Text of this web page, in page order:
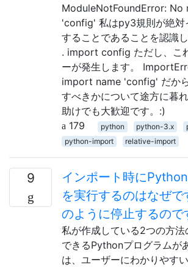
ModuleNotFoundError: No
'config' 私はpy3規則が絶対
することであることを認識
. import config ただし、こ
ーが発生します。
import name 'config' だか
すべきかについて途方に暮
助けでも大歓迎です。:)
179
python python-3.x
python-import
relative-import
9
インポート時に
を実行するのはなぜ
のように停止するので
私が作成している2つの方
できるPythonプログラムが
は、ユーザーにわかりやす